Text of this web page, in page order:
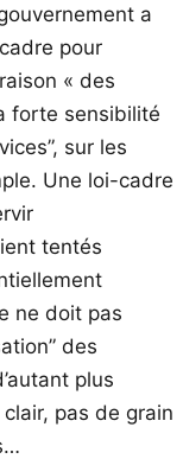
a
pour
« des
forte sensibilité
sur les
Une loi-cadre
tentés
ne doit pas
des
plus
pas de grain